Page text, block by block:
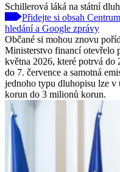
Schillerová láká na státní
Přidejte si obsah
hledání a Google zprávy
Občané si mohou znovu
Ministerstvo financí otevřelo
května 2026, které potrvá do
do 7. července a samotná
jednoho typu dluhopisu lze
korun do 3 milionů korun.